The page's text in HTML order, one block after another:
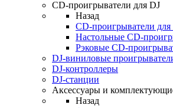
CD-проигрыватели для DJ
Назад
CD-проигрыватели для
Настольные CD-
Рэковые CD-
DJ-виниловые
DJ-контроллеры
DJ-станции
Аксессуары и
Назад